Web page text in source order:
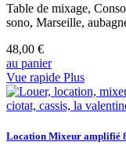
Table de mixage,
sono, Marseille,
48,00 €
au panier
Vue rapide Plus
Location Mixeur amplifié